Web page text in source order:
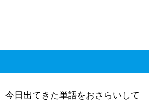
今日出てきた単語をおさらいして